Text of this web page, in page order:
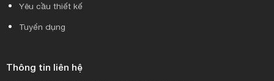
Yêu cầu thiết kế
Tuyển dụng
Thông tin liên hệ